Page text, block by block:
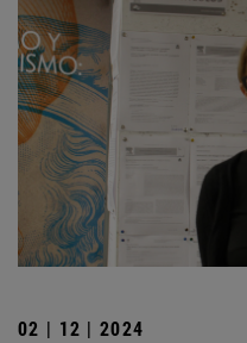
02 | 12 | 2024